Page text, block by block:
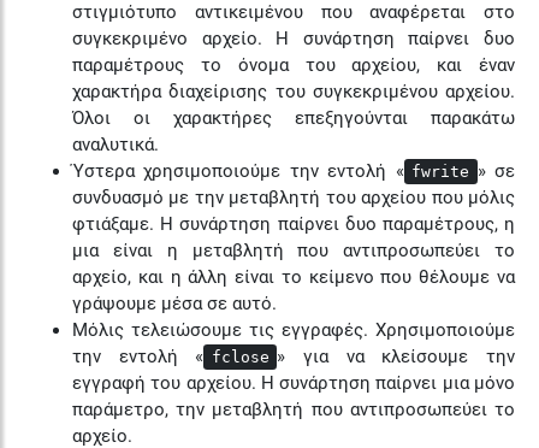
στιγμιότυπο αντικειμένου που αναφέρεται στο
συγκεκριμένο αρχείο. Η συνάρτηση παίρνει δυο
παραμέτρους το όνομα του αρχείου, και έναν
χαρακτήρα διαχείρισης του συγκεκριμένου αρχείου.
Όλοι οι χαρακτήρες επεξηγούνται παρακάτω
αναλυτικά.
Ύστερα χρησιμοποιούμε την εντολή « fwrite » σε
συνδυασμό με την μεταβλητή του αρχείου που μόλις
φτιάξαμε. Η συνάρτηση παίρνει δυο παραμέτρους, η
μια είναι η μεταβλητή που αντιπροσωπεύει το
αρχείο, και η άλλη είναι το κείμενο που θέλουμε να
γράψουμε μέσα σε αυτό.
Μόλις τελειώσουμε τις εγγραφές. Χρησιμοποιούμε
την εντολή « fclose » για να κλείσουμε την
εγγραφή του αρχείου. Η συνάρτηση παίρνει μια μόνο
παράμετρο, την μεταβλητή που αντιπροσωπεύει το
αρχείο.